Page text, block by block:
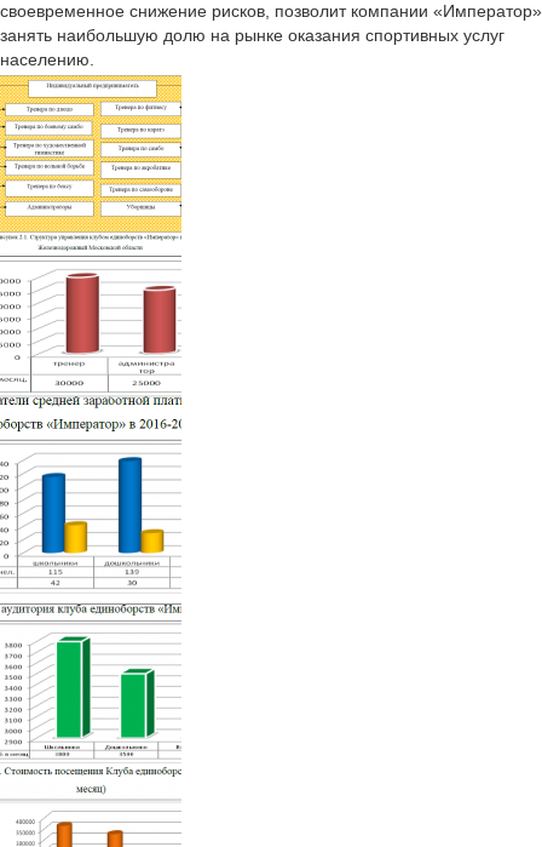
своевременное снижение рисков, позволит компании «Император»
занять наибольшую долю на рынке оказания спортивных услуг
населению.